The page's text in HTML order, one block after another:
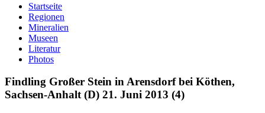
Startseite
Regionen
Mineralien
Museen
Literatur
Photos
Findling Großer Stein in Arensdorf bei Köthen,
Sachsen-Anhalt (D) 21. Juni 2013 (4)